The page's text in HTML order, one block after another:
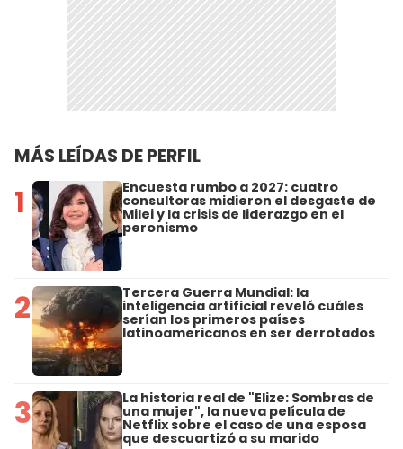
MÁS LEÍDAS DE PERFIL
1 Encuesta rumbo a 2027: cuatro
consultoras midieron el desgaste de
Milei y la crisis de liderazgo en el
peronismo
2 Tercera Guerra Mundial: la
inteligencia artificial reveló cuáles
serían los primeros países
latinoamericanos en ser derrotados
3 La historia real de "Elize: Sombras de
una mujer", la nueva película de
Netflix sobre el caso de una esposa
que descuartizó a su marido